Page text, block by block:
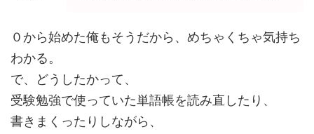
０から始めた俺もそうだから、めちゃくちゃ気持ち
わかる。
で、どうしたかって、
受験勉強で使っていた単語帳を読み直したり、
書きまくったりしながら、